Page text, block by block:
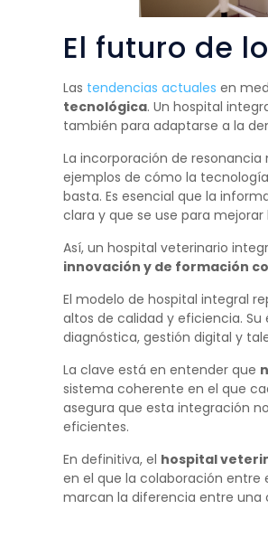
El futuro de
Las tendencias actuales en
tecnológica. Un hospital
también para adaptarse a la
La incorporación de
ejemplos de cómo la
basta. Es esencial que la
clara y que se use para
Así, un hospital veterinario
innovación y de formación
El modelo de hospital integral
altos de calidad y eficiencia.
diagnóstica, gestión digital y
La clave está en entender que
sistema coherente en el que
asegura que esta integración
eficientes.
En definitiva, el hospital
en el que la colaboración entre
marcan la diferencia entre una